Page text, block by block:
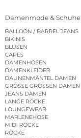
Damenmode & Schuhe
BALLOON / BARREL JEANS
BIKINIS
BLUSEN
CAPES
DAMENHOSEN
DAMENKLEIDER
DAUNENMÄNTEL DAMEN
GROSSE GRÖSSEN DAMEN
JEANS DAMEN
LANGE RÖCKE
LOUNGEWEAR
MARLENEHOSE
MIDI RÖCKE
RÖCKE